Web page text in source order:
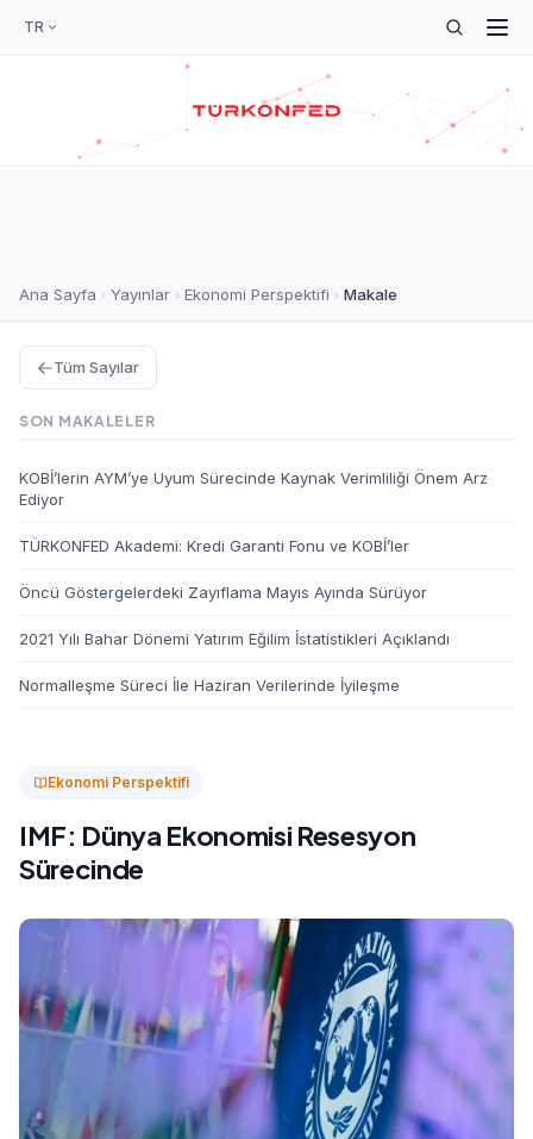
TR
Ana Sayfa Yayınlar Ekonomi Perspektifi Makale
Ekonomi Perspektifi
IMF: Dünya Ekonomisi Resesyon
Sürecinde
Tüm Sayılar
SON MAKALELER
KOBİ’lerin AYM’ye Uyum Sürecinde Kaynak Verimliliği Önem Arz
Ediyor
TÜRKONFED Akademi: Kredi Garanti Fonu ve KOBİ’ler
Öncü Göstergelerdeki Zayıflama Mayıs Ayında Sürüyor
2021 Yılı Bahar Dönemi Yatırım Eğilim İstatistikleri Açıklandı
Normalleşme Süreci İle Haziran Verilerinde İyileşme